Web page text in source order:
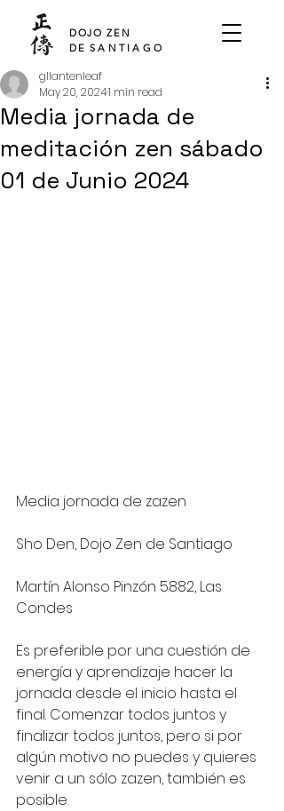
DOJO ZEN
DE SANTIAGO
Media jornada de
meditación zen sábado
01 de Junio 2024
gllantenleaf
May 20, 20241 min read
Media jornada de zazen
Sho Den, Dojo Zen de Santiago
Martín Alonso Pinzón 5882, Las
Condes
Es preferible por una cuestión de
energía y aprendizaje hacer la
jornada desde el inicio hasta el
final. Comenzar todos juntos y
finalizar todos juntos, pero si por
algún motivo no puedes y quieres
venir a un sólo zazen, también es
posible.